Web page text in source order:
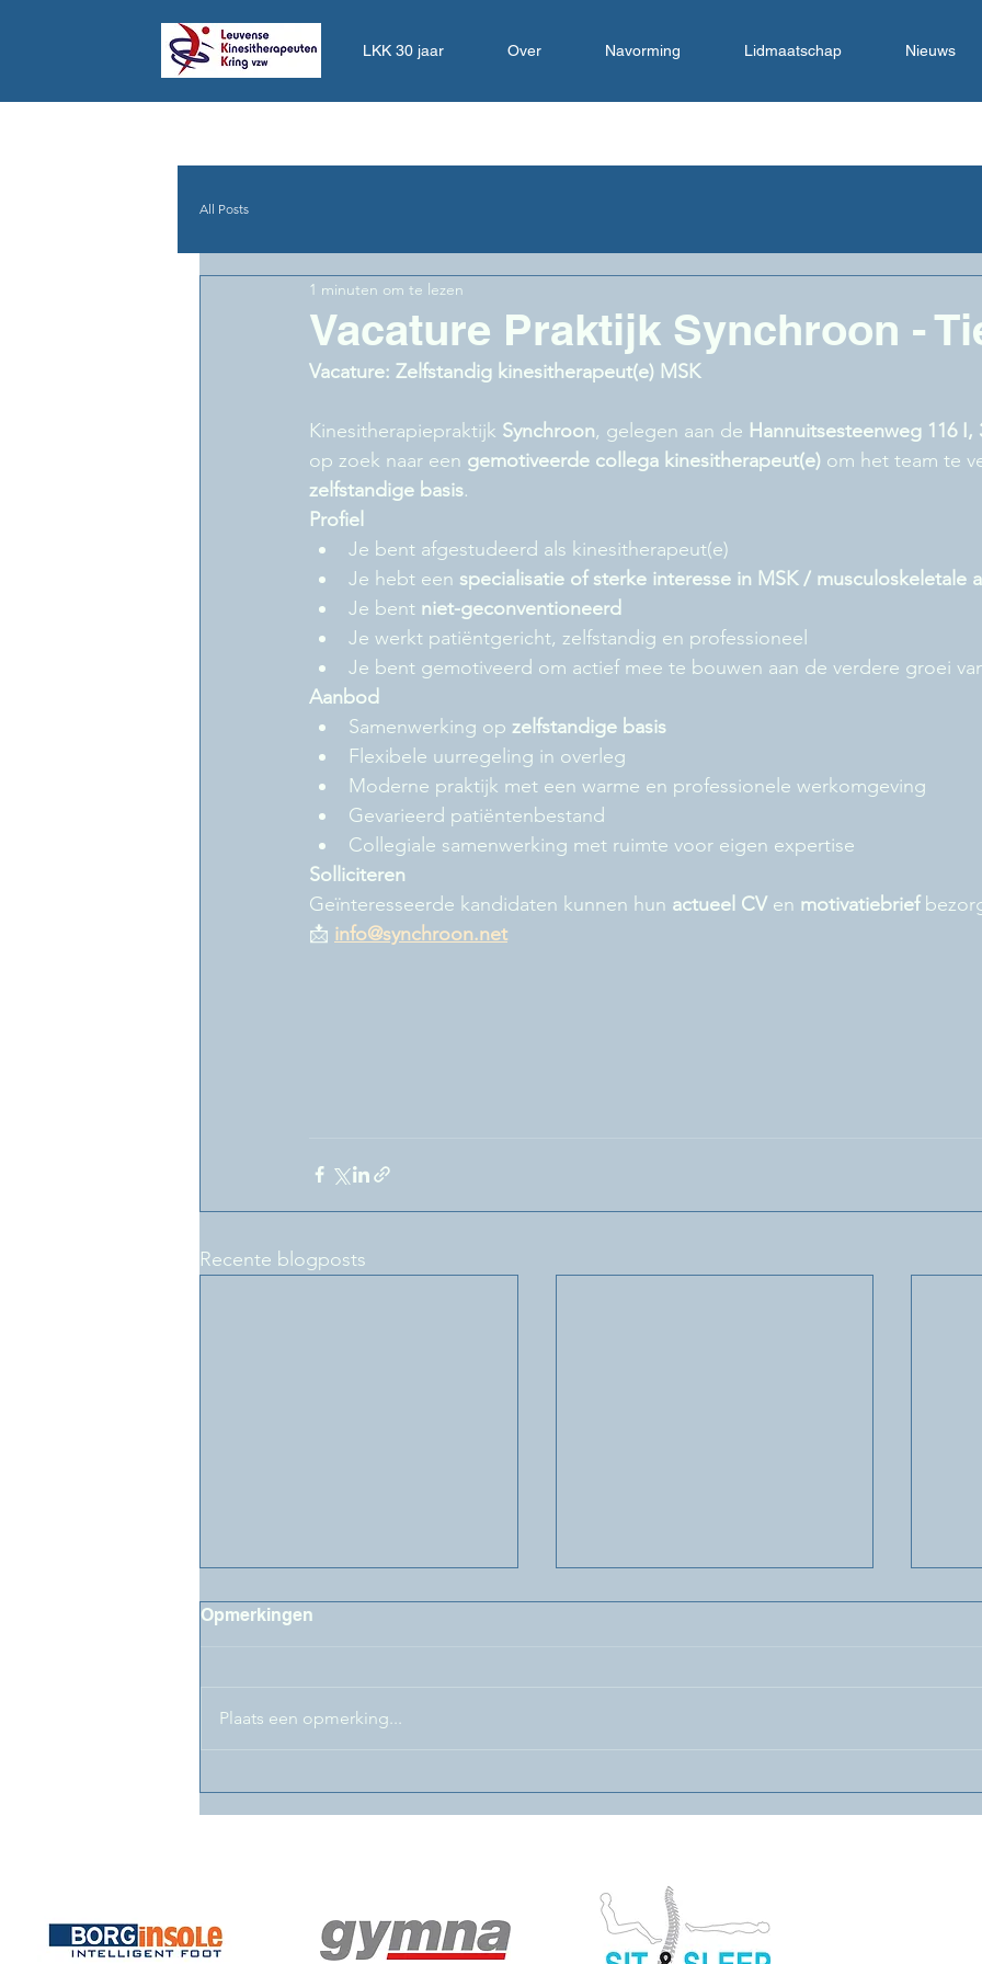
LKK 30 jaar Over Navorming Lidmaatschap Nieuws
All Posts
Vacature Praktijk Synchroon -
1 minuten om te lezen
Vacature: Zelfstandig kinesitherapeut(e) MSK
Kinesitherapiepraktijk Synchroon, gelegen aan de Hannuitsesteenweg 116 I,
op zoek naar een gemotiveerde collega kinesitherapeut(e) om het team te
zelfstandige basis.
Profiel
Je bent afgestudeerd als kinesitherapeut(e)
Je hebt een specialisatie of sterke interesse in MSK / musculoskeletale
Je bent niet-geconventioneerd
Je werkt patiëntgericht, zelfstandig en professioneel
Je bent gemotiveerd om actief mee te bouwen aan de verdere groei
Aanbod
Samenwerking op zelfstandige basis
Flexibele uurregeling in overleg
Moderne praktijk met een warme en professionele werkomgeving
Gevarieerd patiëntenbestand
Collegiale samenwerking met ruimte voor eigen expertise
Solliciteren
Geïnteresseerde kandidaten kunnen hun actueel CV en motivatiebrief
📩 info@synchroon.net
Recente blogposts
Opmerkingen
Plaats een opmerking...